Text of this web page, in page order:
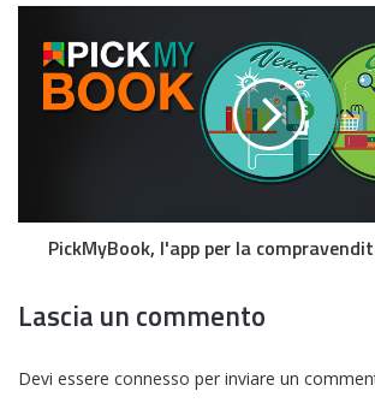
PickMyBook, l'app per la
Lascia un commento
Devi essere connesso per inviare un